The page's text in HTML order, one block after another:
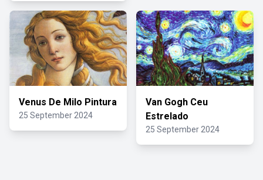
Venus De Milo Pintura
25 September 2024
Van Gogh Ceu
Estrelado
25 September 2024